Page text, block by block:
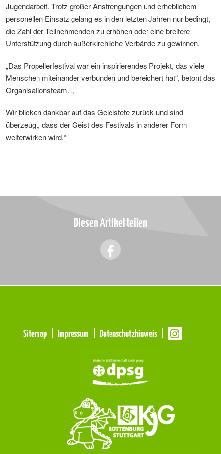
Jugendarbeit. Trotz großer Anstrengungen und erheblichem
personellen Einsatz gelang es in den letzten Jahren nur bedingt,
die Zahl der Teilnehmenden zu erhöhen oder eine breitere
Unterstützung durch außerkirchliche Verbände zu gewinnen.
„Das Propellerfestival war ein inspirierendes Projekt, das viele
Menschen miteinander verbunden und bereichert hat“, betont das
Organisationsteam. „
Wir blicken dankbar auf das Geleistete zurück und sind
überzeugt, dass der Geist des Festivals in anderer Form
weiterwirken wird.“
Diesen Artikel teilen
Navigation
Navigation
Sitemap Impressum Datenschutzhinweis